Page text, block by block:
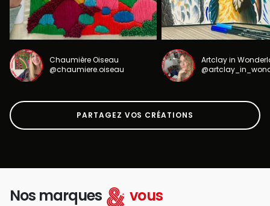
Chaumière Oiseau
@chaumiere.oiseau
Artclay in
PARTAGEZ VOS CRÉATIONS
Nos marques vous